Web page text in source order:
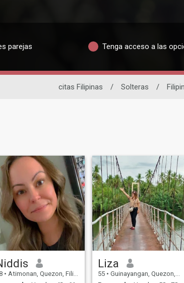
parejas Tenga acceso a las
citas Filipinas / Solteras /
• Atimonan, Quezon, Filipinas
Liza
55 • Guinayangan, Quezon, Filipinas